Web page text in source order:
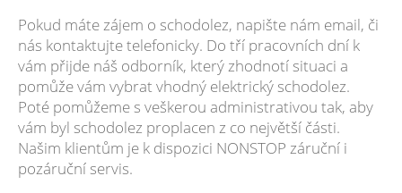
Pokud máte zájem o schodolez, napište nám email, či
nás kontaktujte telefonicky. Do tří pracovních dní k
vám přijde náš odborník, který zhodnotí situaci a
pomůže vám vybrat vhodný elektrický schodolez.
Poté pomůžeme s veškerou administrativou tak, aby
vám byl schodolez proplacen z co největší části.
Našim klientům je k dispozici NONSTOP záruční i
pozáruční servis.